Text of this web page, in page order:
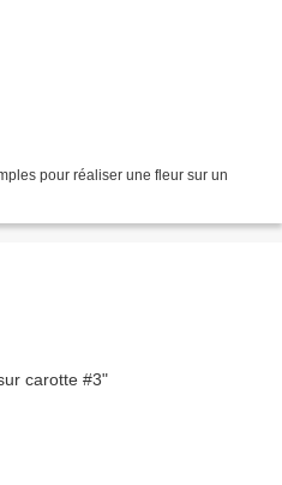
pour réaliser une fleur sur un